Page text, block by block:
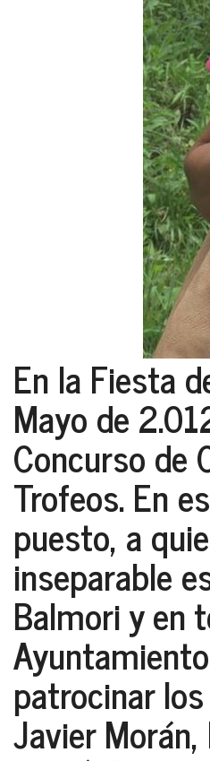
En la Fiesta
Mayo de
Concurso de
Trofeos. En
puesto, a
inseparable
Balmori y en
patrocinar
Javier